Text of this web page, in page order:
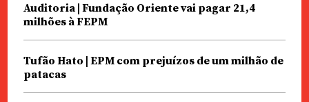
Auditoria | Fundação Oriente vai pagar 21,4
milhões à FEPM
Tufão Hato | EPM com prejuízos de um milhão de
patacas